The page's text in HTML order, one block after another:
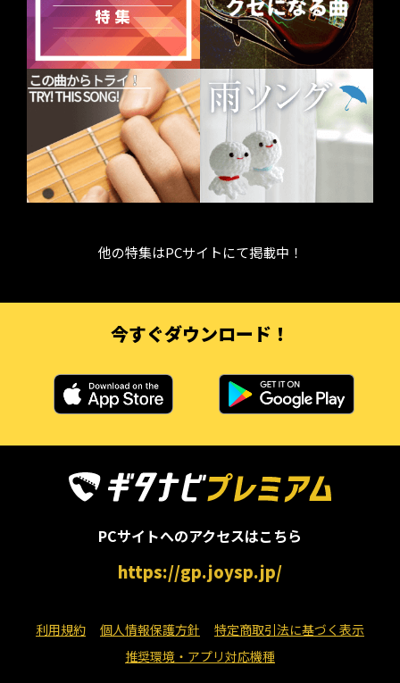
他の特集はPCサイトにて掲載中！
今すぐダウンロード！
PCサイトへのアクセスはこちら
https://gp.joysp.jp/
利用規約 個人情報保護方針
特定商取引法に基づく表示
推奨環境・アプリ対応機種